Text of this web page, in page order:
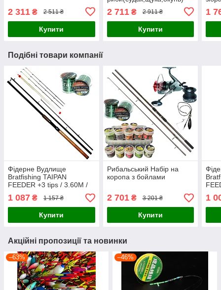
2 311 ₴ 2 511 ₴
Купити
2 711₴ 2 911 ₴
Купити
1
Подібні товари компанії
Фідерне Вудлище
Bratfishing TAIPAN
FEEDER +3 tips / 3.60M /
80-180 g
1 087 ₴ 1 157 ₴
Купити
Рибальський Набір на
коропа з бойлами
2 701₴ 3 201 ₴
Купити
80-
1
Акційні пропозиції та новинки
–63% –46%